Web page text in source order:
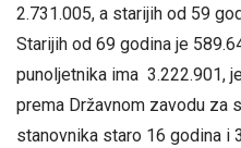
2.731.005, a starijih od 59
Starijih od 69 godina je
punoljetnika ima 3.222.901,
prema Državnom zavodu za
stanovnika staro 16 godina i